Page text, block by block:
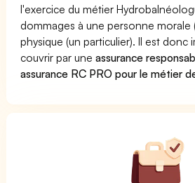
l'exercice du métier
dommages à une personne morale
physique (un particulier). Il est donc
couvrir par uneassurance
assurance RC PRO pour le métier